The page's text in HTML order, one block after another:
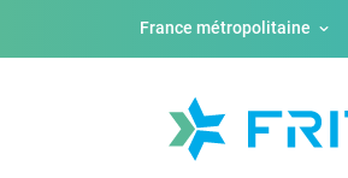
France métropolitaine